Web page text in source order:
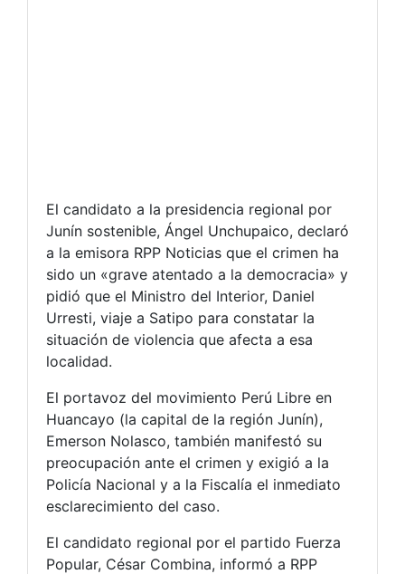
El candidato a la presidencia regional por
Junín sostenible, Ángel Unchupaico, declaró
a la emisora RPP Noticias que el crimen ha
sido un «grave atentado a la democracia» y
pidió que el Ministro del Interior, Daniel
Urresti, viaje a Satipo para constatar la
situación de violencia que afecta a esa
localidad.
El portavoz del movimiento Perú Libre en
Huancayo (la capital de la región Junín),
Emerson Nolasco, también manifestó su
preocupación ante el crimen y exigió a la
Policía Nacional y a la Fiscalía el inmediato
esclarecimiento del caso.
El candidato regional por el partido Fuerza
Popular, César Combina, informó a RPP